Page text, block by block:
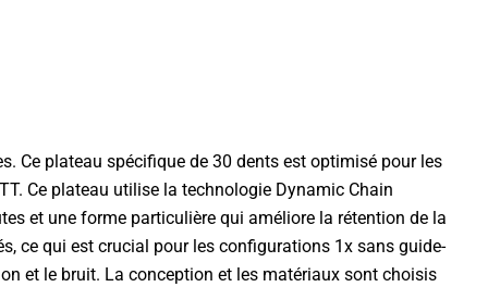
Ce plateau spécifique de 30 dents est optimisé pour les
Ce plateau utilise la technologie Dynamic Chain
et une forme particulière qui améliore la rétention de la
ce qui est crucial pour les configurations 1x sans guide-
et le bruit. La conception et les matériaux sont choisis